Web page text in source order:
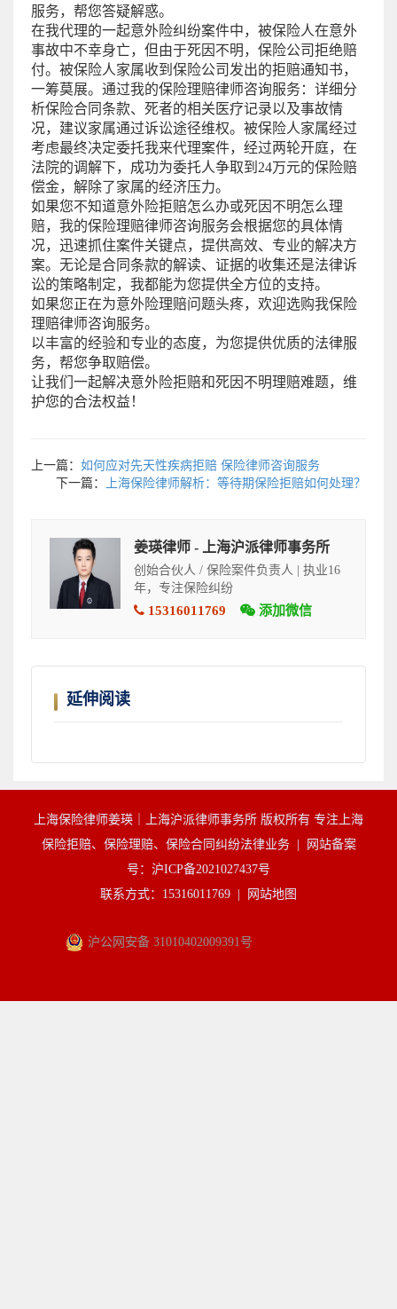
服务，帮您答疑解惑。
在我代理的一起意外险纠纷案件中，被保险人在意外
事故中不幸身亡，但由于死因不明，保险公司拒绝赔
付。被保险人家属收到保险公司发出的拒赔通知书，
一筹莫展。通过我的保险理赔律师咨询服务：详细分
析保险合同条款、死者的相关医疗记录以及事故情
况，建议家属通过诉讼途径维权。被保险人家属经过
考虑最终决定委托我来代理案件，经过两轮开庭，在
法院的调解下，成功为委托人争取到24万元的保险赔
偿金，解除了家属的经济压力。
如果您不知道意外险拒赔怎么办或死因不明怎么理
赔，我的保险理赔律师咨询服务会根据您的具体情
况，迅速抓住案件关键点，提供高效、专业的解决方
案。无论是合同条款的解读、证据的收集还是法律诉
讼的策略制定，我都能为您提供全方位的支持。
如果您正在为意外险理赔问题头疼，欢迎选购我保险
理赔律师咨询服务。
以丰富的经验和专业的态度，为您提供优质的法律服
务，帮您争取赔偿。
让我们一起解决意外险拒赔和死因不明理赔难题，维
护您的合法权益！
上一篇： 如何应对先天性疾病拒赔 保险律师咨询服务
下一篇：
上海保险律师解析：等待期保险拒赔如何处理？
姜瑛律师 - 上海沪派律师事务所
创始合伙人 / 保险案件负责人 | 执业16
年，专注保险纠纷
15316011769 添加微信
延伸阅读
上海保险律师姜瑛｜上海沪派律师事务所 版权所有 专注上海
保险拒赔、保险理赔、保险合同纠纷法律业务 |
网站备案
号：沪ICP备2021027437号
联系方式：15316011769 |
网站地图
沪公网安备 31010402009391号